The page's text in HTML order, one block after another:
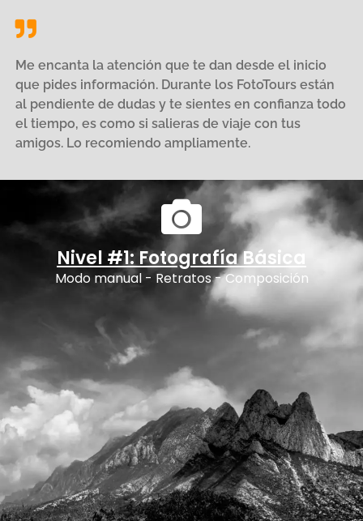
Me encanta la atención que te dan desde el inicio
que pides información. Durante los FotoTours están
al pendiente de dudas y te sientes en confianza todo
el tiempo, es como si salieras de viaje con tus
amigos. Lo recomiendo ampliamente.
Nivel #1: Fotografía Básica
Modo manual - Retratos - Composición